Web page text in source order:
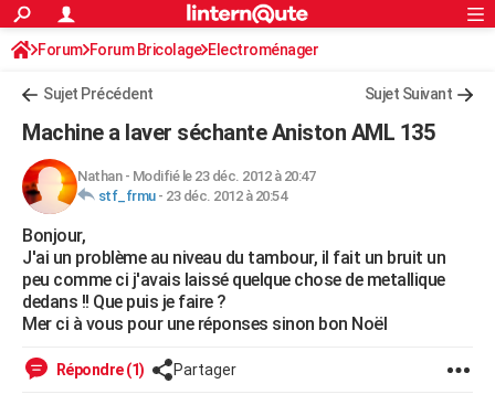
ACTUALITÉS
Politique
Société
Faits Divers
Education
Monde
Villes
+
FINANCE
Retraite
Impôts
Epargne
Immobilier
Risques naturels par ville
Banque
Assurance
Crédit
AUTO
Essais
Réserver un essai
Citadines
Berlines
SUV
Forum auto
+HIGH-TECH
Mobiles
Meilleur smartphone
Internet
Ordinateurs
Jeux vidéo
Guide high-tech
+BRICOLAGE
Forum
Aménagement intérieur
Extérieur
Cuisine
Salle de bains
Jardinage
Rangement
Guides de France
Escapades
Patrimoine
Expositions
Musées
Week-end nature
S'inscrire
Connexion
Forum Forum Bricolage Electroménager
Sujet Précédent Sujet Suivant
Machine a laver séchante Aniston AML 135
Nathan- Modifié le 23 déc. 2012 à 20:47
stf_frmu- 23 déc. 2012 à 20:54
Bonjour,
J'ai un problème au niveau du tambour, il fait un bruit un
peu comme ci j'avais laissé quelque chose de metallique
dedans !! Que puis je faire ?
Mer ci à vous pour une réponses sinon bon Noël
Répondre (1) Partager